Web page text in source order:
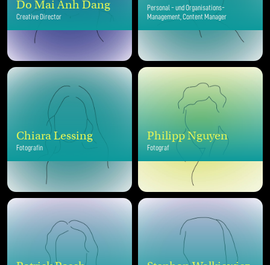
Do Mai Anh Dang
Creative Director
Personal - und Organisations-
Management, Content Manager
Chiara Lessing
Fotografin
Philipp Nguyen
Fotograf